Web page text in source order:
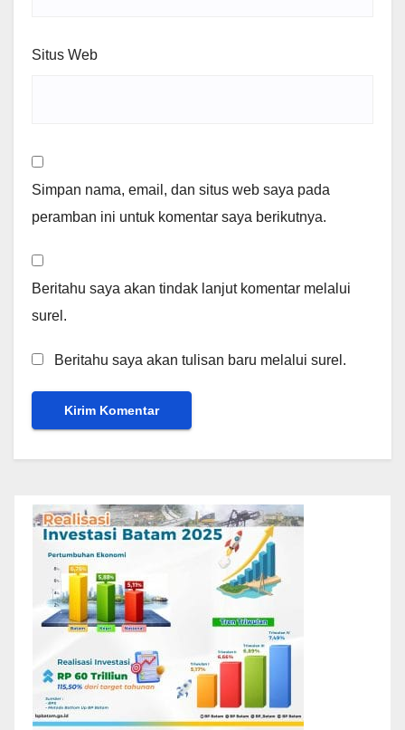
Situs Web
Simpan nama, email, dan situs web saya pada
peramban ini untuk komentar saya berikutnya.
Beritahu saya akan tindak lanjut komentar melalui
surel.
Beritahu saya akan tulisan baru melalui surel.